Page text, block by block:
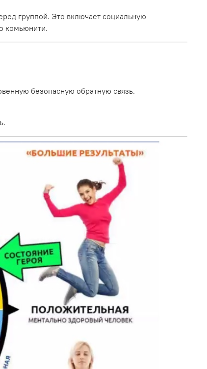
группой. Это включает социальную
комьюнити.
безопасную обратную связь.